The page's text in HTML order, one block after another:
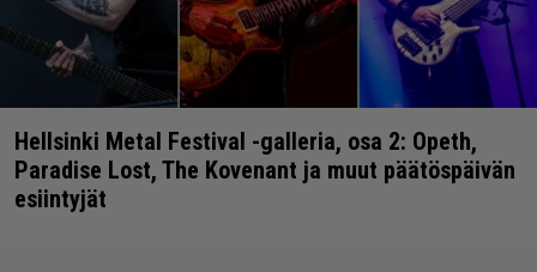
Hellsinki Metal Festival -galleria, osa 2: Opeth,
Paradise Lost, The Kovenant ja muut päätöspäivän
esiintyjät